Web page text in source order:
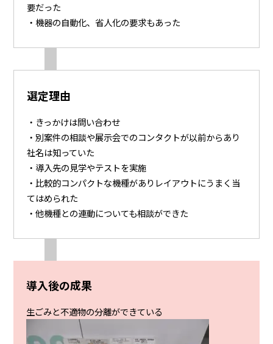
要だった
・機器の自動化、省人化の要求もあった
選定理由
・きっかけは問い合わせ
・別案件の相談や展示会でのコンタクトが以前からあり
社名は知っていた
・導入先の見学やテストを実施
・比較的コンパクトな機種がありレイアウトにうまく当
てはめられた
・他機種との連動についても相談ができた
導入後の成果
生ごみと不適物の分離ができている